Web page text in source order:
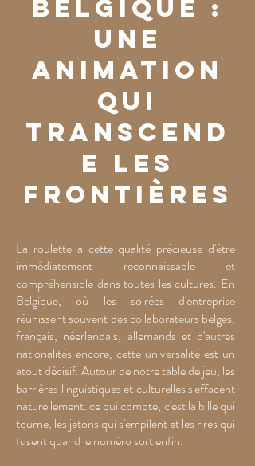
Belgique :
une
animation
qui
transcend
e les
frontières
La roulette a cette qualité précieuse d'être
immédiatement reconnaissable et
compréhensible dans toutes les cultures. En
Belgique, où les soirées d'entreprise
réunissent souvent des collaborateurs belges,
français, néerlandais, allemands et d'autres
nationalités encore, cette universalité est un
atout décisif. Autour de notre table de jeu, les
barrières linguistiques et culturelles s'effacent
naturellement: ce qui compte, c'est la bille qui
tourne, les jetons qui s'empilent et les rires qui
fusent quand le numéro sort enfin.